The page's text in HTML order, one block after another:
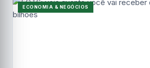
ECONOMIA & NEGÓCIOS